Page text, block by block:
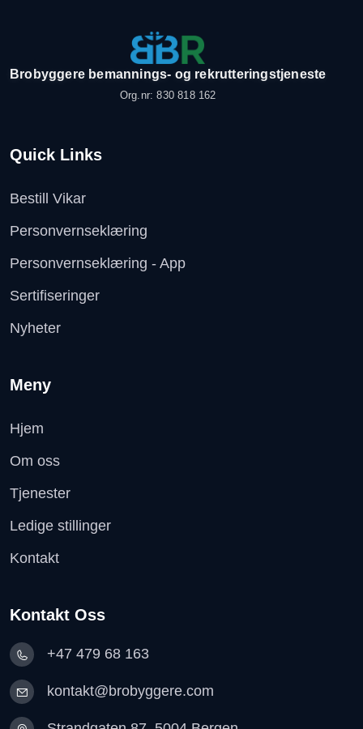
Brobyggere bemannings- og rekrutteringstjeneste
Org.nr: 830 818 162
Quick Links
Bestill Vikar
Personvernseklæring
Personvernseklæring - App
Sertifiseringer
Nyheter
Meny
Hjem
Om oss
Tjenester
Ledige stillinger
Kontakt
Kontakt Oss
+47 479 68 163
kontakt@brobyggere.com